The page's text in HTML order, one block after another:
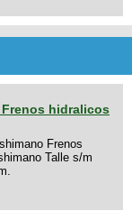
Frenos hidralicos
Frenos
Talle s/m